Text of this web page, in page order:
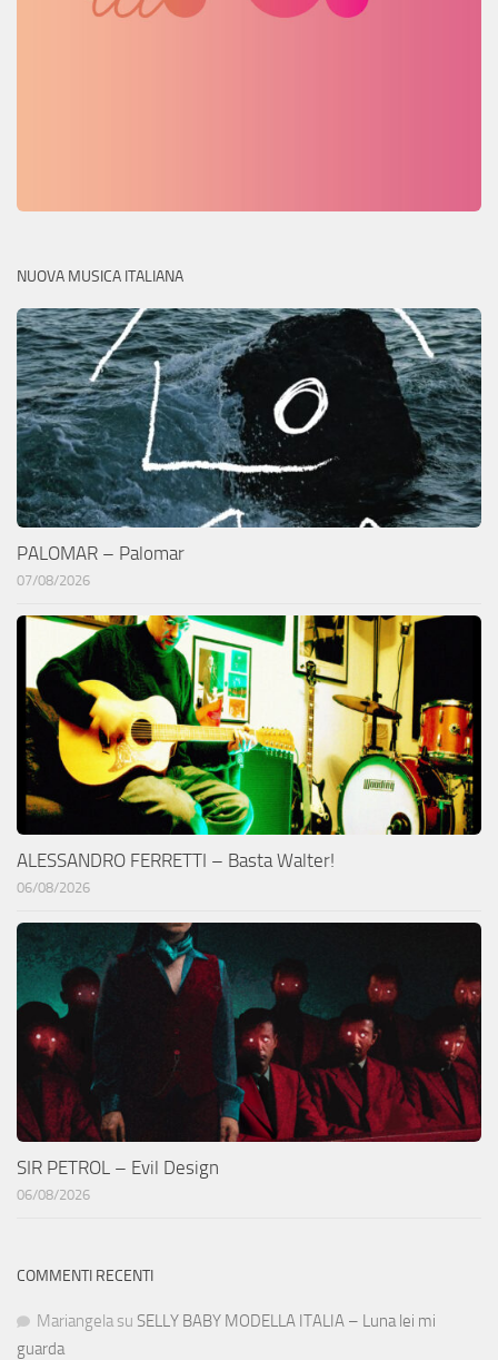
NUOVA MUSICA ITALIANA
PALOMAR – Palomar
07/08/2026
ALESSANDRO FERRETTI – Basta Walter!
06/08/2026
SIR PETROL – Evil Design
06/08/2026
COMMENTI RECENTI
Mariangela su SELLY BABY MODELLA ITALIA – Luna lei mi
guarda